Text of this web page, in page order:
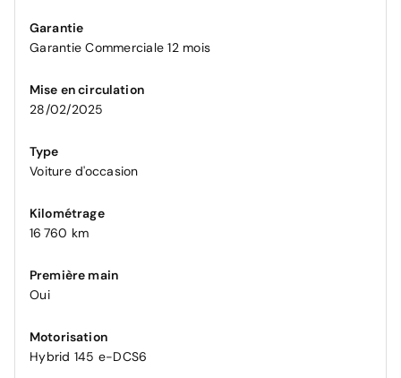
Garantie
Garantie Commerciale 12 mois
Mise en circulation
28/02/2025
Type
Voiture d'occasion
Kilométrage
16 760 km
Première main
Oui
Motorisation
Hybrid 145 e-DCS6